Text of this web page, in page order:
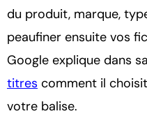
du produit, marque,
peaufiner ensuite vos
Google explique dans sa
titres comment il
votre balise.